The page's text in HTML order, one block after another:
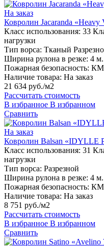
На заказ
Ковролин Jacaranda «Heavy
Класс использования: 33
нагрузки
Тип ворса: Тканый
Ширина рулона в резке: 4
Пожарная безопасность:
Наличие товара: На заказ
21 634 руб./м2
Рассчитать стоимость
В избранное В избранном
Сравнить
На заказ
Ковролин Balsan «IDYLLE
Класс использования: 31
нагрузки
Тип ворса: Разрезной
Ширина рулона в резке: 4 м.
Пожарная безопасность:
Наличие товара: На заказ
8 751 руб./м2
Рассчитать стоимость
В избранное В избранном
Сравнить